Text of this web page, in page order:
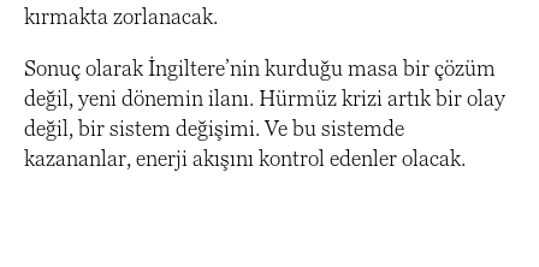
kırmakta zorlanacak.
Sonuç olarak İngiltere’nin kurduğu masa bir çözüm
değil, yeni dönemin ilanı. Hürmüz krizi artık bir olay
değil, bir sistem değişimi. Ve bu sistemde
kazananlar, enerji akışını kontrol edenler olacak.